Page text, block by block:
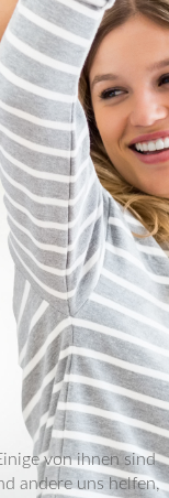
von ihnen sind
andere uns helfen,